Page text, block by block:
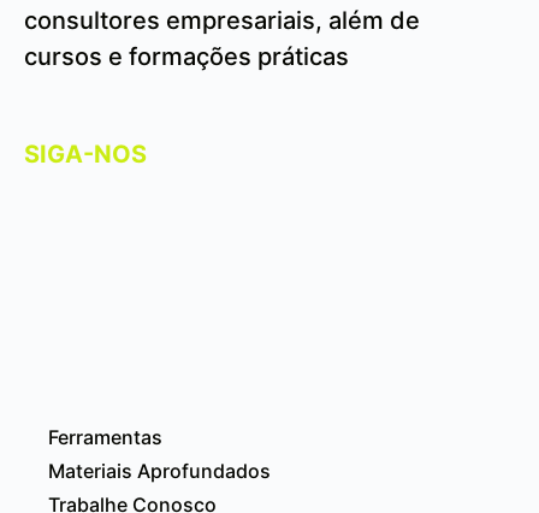
consultores empresariais, além de
cursos e formações práticas
SIGA-NOS
Ferramentas
Materiais Aprofundados
Trabalhe Conosco